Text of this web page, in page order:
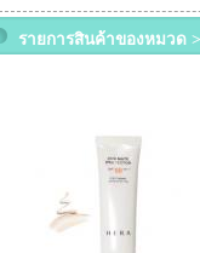
รายการสินค้าของหมวด